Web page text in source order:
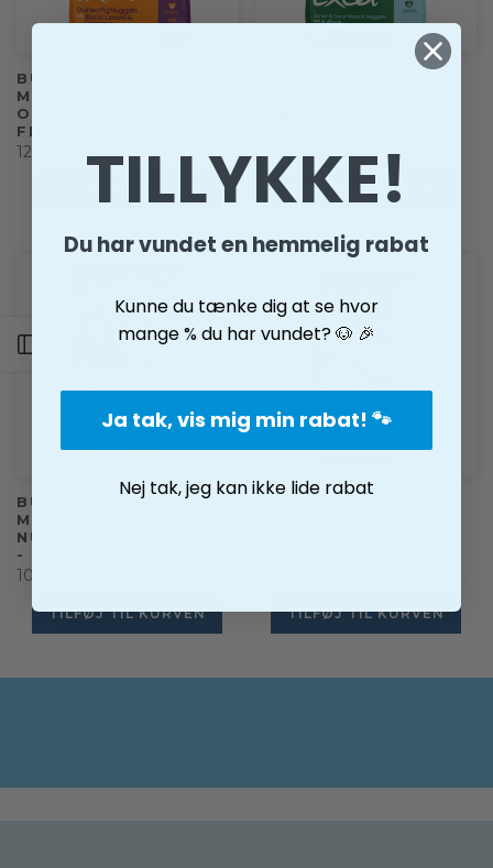
BURGESS EXCEL
MARSVIN SOLBÆR &
OREGANO 1,5 KG –
FIBERRIGT FODER
129,00 kr
TILFØJ TIL KURVEN
129,00 kr
TILFØJ TIL KURVEN
BURGESS EXCEL
MARSVINEFODER
NUGGETS - MED MINT
- 1,5KG
109,00 kr
TILFØJ TIL KURVEN TILFØJ TIL KURVEN
Åben sidemenu
TILLYKKE!
Du har vundet en hemmelig rabat
Kunne du tænke dig at se hvor
mange % du har vundet? 🐶 🎉
Ja tak, vis mig min rabat! 🐾
Nej tak, jeg kan ikke lide rabat